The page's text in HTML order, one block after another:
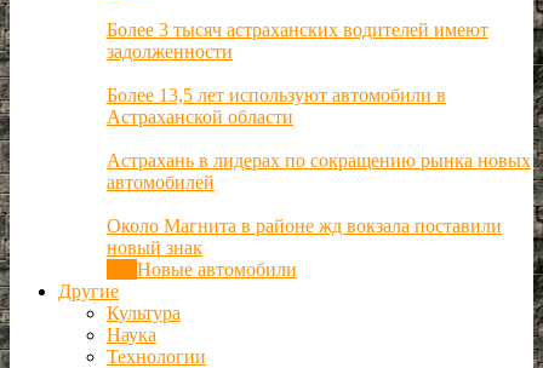
Более 3 тысяч астраханских водителей имеют
задолженности
Более 13,5 лет используют автомобили в
Астраханской области
Астрахань в лидерах по сокращению рынка новых
автомобилей
Около Магнита в районе жд вокзала поставили
новый знак
Новые автомобили
Другие
Культура
Наука
Технологии